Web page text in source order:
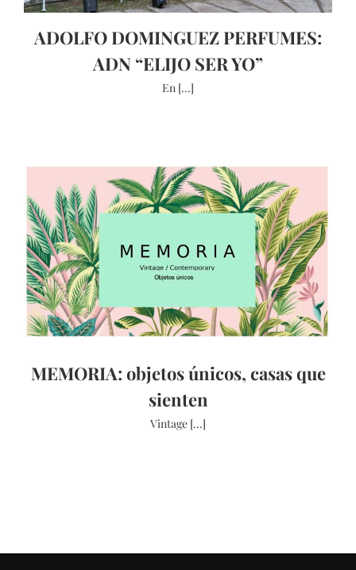
ADOLFO DOMINGUEZ PERFUMES:
ADN “ELIJO SER YO”
En [...]
MEMORIA: objetos únicos, casas que
sienten
Vintage [...]